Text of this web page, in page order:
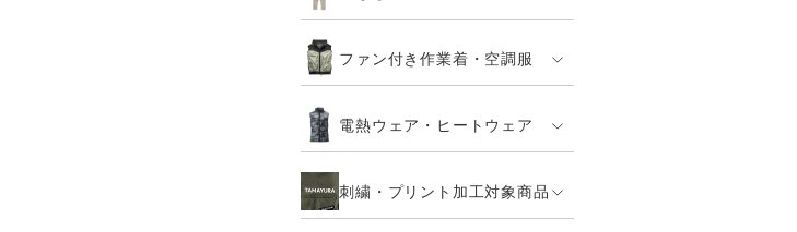
ファン付き作業着・空調服
電熱ウェア・ヒートウェア
刺繍・プリント加工対象商品